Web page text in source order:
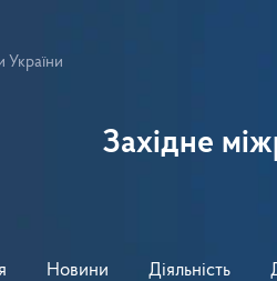
України
Західне
Новини Діяльність